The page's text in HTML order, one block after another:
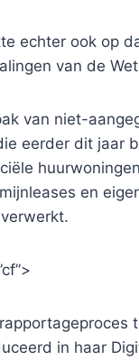
echter ook op
van de
van niet-
eerder dit jaar
en
in haar